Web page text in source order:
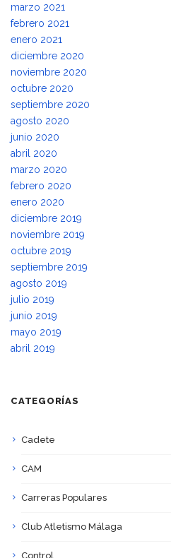
marzo 2021
febrero 2021
enero 2021
diciembre 2020
noviembre 2020
octubre 2020
septiembre 2020
agosto 2020
junio 2020
abril 2020
marzo 2020
febrero 2020
enero 2020
diciembre 2019
noviembre 2019
octubre 2019
septiembre 2019
agosto 2019
julio 2019
junio 2019
mayo 2019
abril 2019
CATEGORÍAS
Cadete
CAM
Carreras Populares
Club Atletismo Málaga
Control